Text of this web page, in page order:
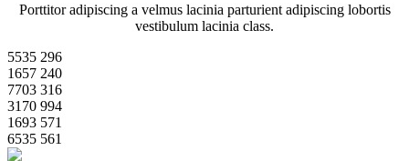
Porttitor adipiscing a velmus lacinia parturient adipiscing lobortis
vestibulum lacinia class.
5535 296
1657 240
7703 316
3170 994
1693 571
6535 561